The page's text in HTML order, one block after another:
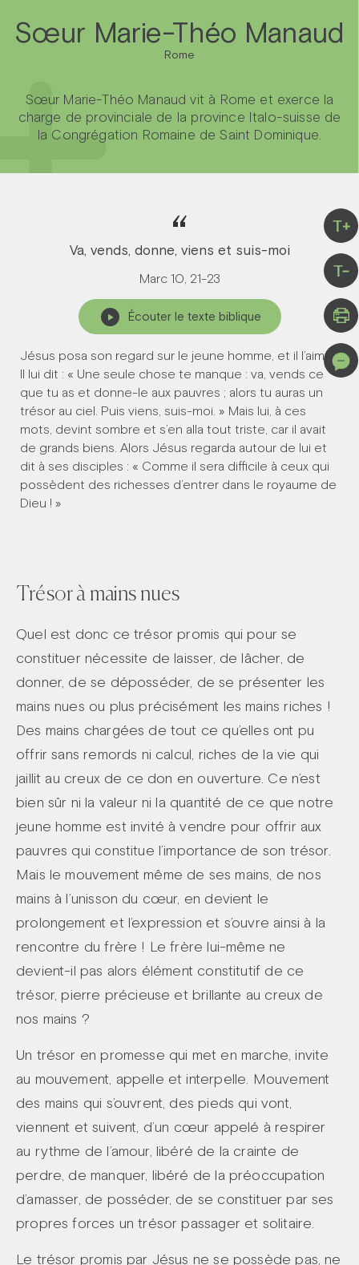
Sœur Marie-Théo Manaud
Rome
Sœur Marie-Théo Manaud vit à Rome et exerce la
charge de provinciale de la province Italo-suisse de
la Congrégation Romaine de Saint Dominique.
T+
T-
“
Va, vends, donne, viens et suis-moi
Marc 10, 21-23
Écouter le texte biblique
Jésus posa son regard sur le jeune homme, et il l’aima.
Il lui dit : « Une seule chose te manque : va, vends ce
que tu as et donne-le aux pauvres ; alors tu auras un
trésor au ciel. Puis viens, suis-moi. » Mais lui, à ces
mots, devint sombre et s’en alla tout triste, car il avait
de grands biens. Alors Jésus regarda autour de lui et
dit à ses disciples : « Comme il sera difficile à ceux qui
possèdent des richesses d’entrer dans le royaume de
Dieu ! »
Trésor à mains nues
Quel est donc ce trésor promis qui pour se
constituer nécessite de laisser, de lâcher, de
donner, de se déposséder, de se présenter les
mains nues ou plus précisément les mains riches !
Des mains chargées de tout ce qu’elles ont pu
offrir sans remords ni calcul, riches de la vie qui
jaillit au creux de ce don en ouverture. Ce n’est
bien sûr ni la valeur ni la quantité de ce que notre
jeune homme est invité à vendre pour offrir aux
pauvres qui constitue l’importance de son trésor.
Mais le mouvement même de ses mains, de nos
mains à l’unisson du cœur, en devient le
prolongement et l’expression et s’ouvre ainsi à la
rencontre du frère ! Le frère lui-même ne
devient-il pas alors élément constitutif de ce
trésor, pierre précieuse et brillante au creux de
nos mains ?
Un trésor en promesse qui met en marche, invite
au mouvement, appelle et interpelle. Mouvement
des mains qui s’ouvrent, des pieds qui vont,
viennent et suivent, d’un cœur appelé à respirer
au rythme de l’amour, libéré de la crainte de
perdre, de manquer, libéré de la préoccupation
d’amasser, de posséder, de se constituer par ses
propres forces un trésor passager et solitaire.
Le trésor promis par Jésus ne se possède pas, ne